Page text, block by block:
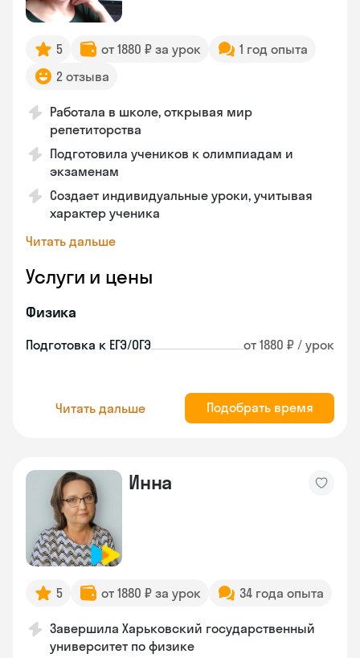
5 от 1880 ₽ за урок
1 год опыта
2 отзыва
Работала в школе, открывая мир
репетиторства
Подготовила учеников к олимпиадам и
экзаменам
Создает индивидуальные уроки, учитывая
характер ученика
Читать дальше
Услуги и цены
Физика
Подготовка к ЕГЭ/ОГЭ от 1880 ₽ / урок
Читать дальше Подобрать время
Инна
5 от 1880 ₽ за урок 34 года опыта
Завершила Харьковский государственный
университет по физике